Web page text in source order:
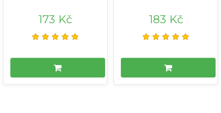
173 Kč 183 Kč